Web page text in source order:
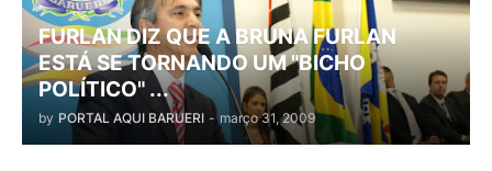
FURLAN DIZ QUE A BRUNA FURLAN
ESTÁ SE TORNANDO UM "BICHO
POLÍTICO" ...
by PORTAL AQUI BARUERI - março 31, 2009